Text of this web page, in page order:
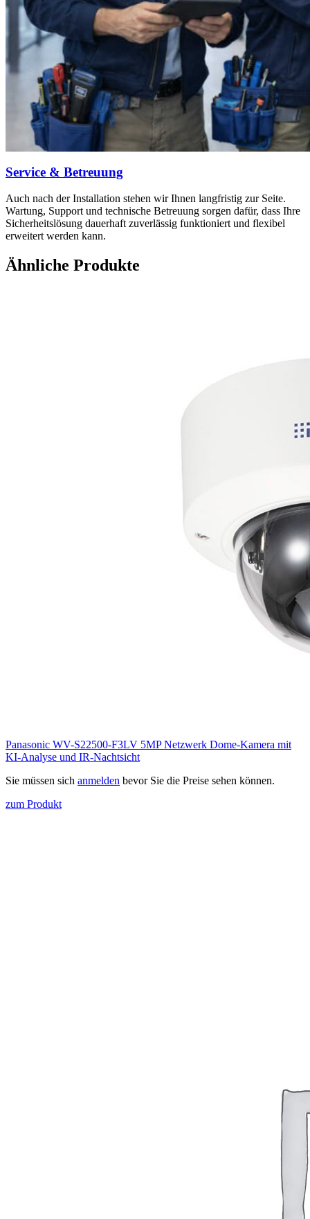
Service & Betreuung
Auch nach der Installation stehen wir Ihnen langfristig zur Seite.
Wartung, Support und technische Betreuung sorgen dafür, dass Ihre
Sicherheitslösung dauerhaft zuverlässig funktioniert und flexibel
erweitert werden kann.
Ähnliche Produkte
Panasonic WV-S22500-F3LV 5MP Netzwerk Dome-Kamera mit
KI-Analyse und IR-Nachtsicht
Sie müssen sich anmelden bevor Sie die Preise sehen können.
zum Produkt